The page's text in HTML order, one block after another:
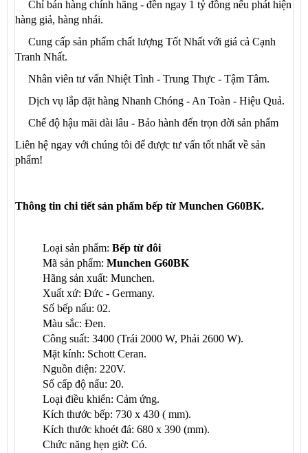
Chỉ bán hàng chính hãng - đền ngay 1 tỷ đồng nếu phát hiện
hàng giả, hàng nhái.
Cung cấp sản phẩm chất lượng Tốt Nhất với giá cả Cạnh
Tranh Nhất.
Nhân viên tư vấn Nhiệt Tình - Trung Thực - Tậm Tâm.
Dịch vụ lắp đặt hàng Nhanh Chóng - An Toàn - Hiệu Quả.
Chế độ hậu mãi dài lâu - Bảo hành đến trọn đời sản phẩm
Liên hệ ngay với chúng tôi để được tư vấn tốt nhất về sản
phẩm!
Thông tin chi tiết sản phẩm bếp từ Munchen G60BK.
Loại sản phẩm: Bếp từ đôi
Mã sản phẩm: Munchen G60BK
Hãng sản xuất: Munchen.
Xuất xứ: Đức - Germany.
Số bếp nấu: 02.
Màu sắc: Đen.
Công suất: 3400 (Trái 2000 W, Phải 2600 W).
Mặt kính: Schott Ceran.
Nguồn điện: 220V.
Số cấp độ nấu: 20.
Loại điều khiển: Cảm ứng.
Kích thước bếp: 730 x 430 ( mm).
Kích thước khoét đá: 680 x 390 (mm).
Chức năng hẹn giờ: Có.